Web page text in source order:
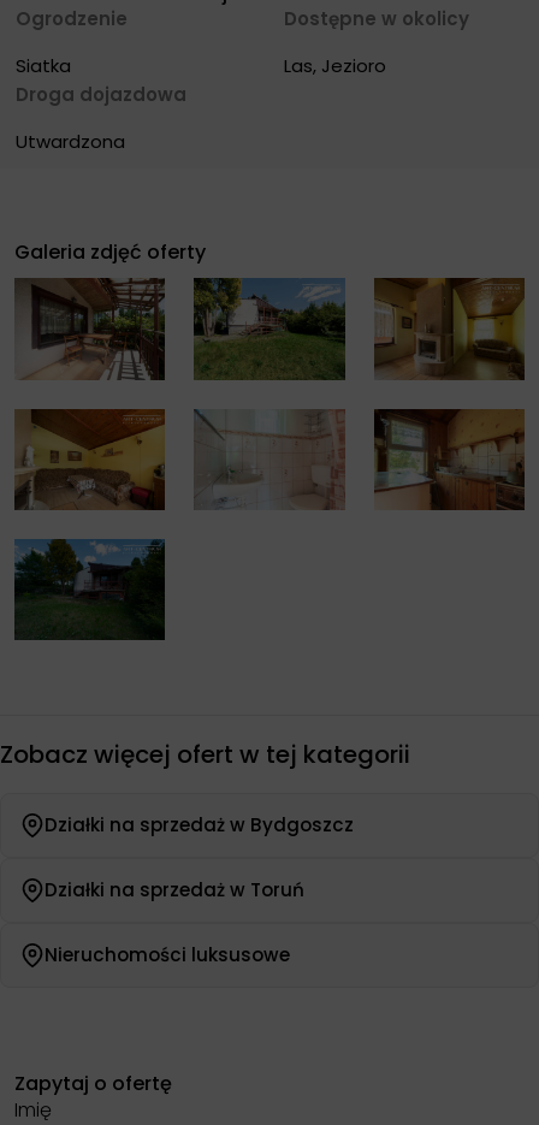
Ogrodzenie
Siatka
Dostępne w okolicy
Las, Jezioro
Droga dojazdowa
Utwardzona
Galeria zdjęć oferty
Zobacz więcej ofert w tej kategorii
Działki na sprzedaż w Bydgoszcz
Działki na sprzedaż w Toruń
Nieruchomości luksusowe
Zapytaj o ofertę
Imię